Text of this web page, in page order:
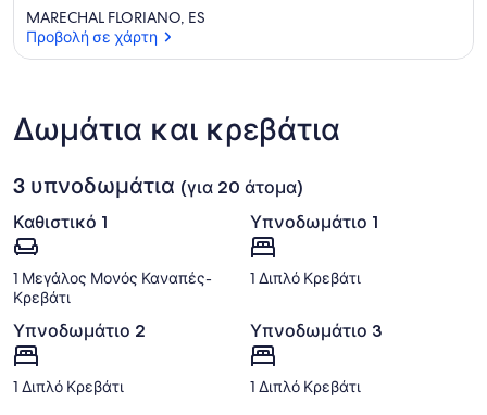
MARECHAL FLORIANO, ES
Προβολή σε χάρτη
Δωμάτια και κρεβάτια
3 υπνοδωμάτια (για 20 άτομα)
Καθιστικό 1
1 Μεγάλος Μονός Καναπές-
Κρεβάτι
Υπνοδωμάτιο 1
1 Διπλό Κρεβάτι
Υπνοδωμάτιο 2
1 Διπλό Κρεβάτι
Υπνοδωμάτιο 3
1 Διπλό Κρεβάτι